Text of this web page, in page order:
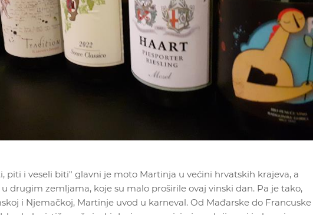
piti i veseli biti" glavni je moto Martinja u većini hrvatskih krajeva, a
drugim zemljama, koje su malo proširile ovaj vinski dan. Pa je tako,
i Njemačkoj, Martinje uvod u karneval. Od Mađarske do Francuske